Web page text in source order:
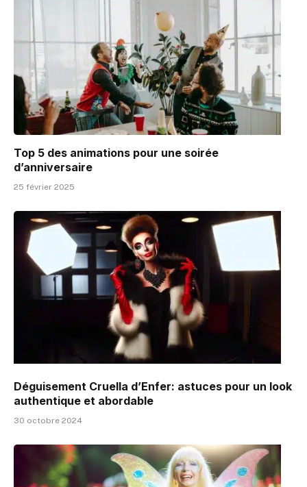
Top 5 des animations pour une soirée
d’anniversaire
25 février 2025
Déguisement Cruella d’Enfer: astuces pour un look
authentique et abordable
30 octobre 2024